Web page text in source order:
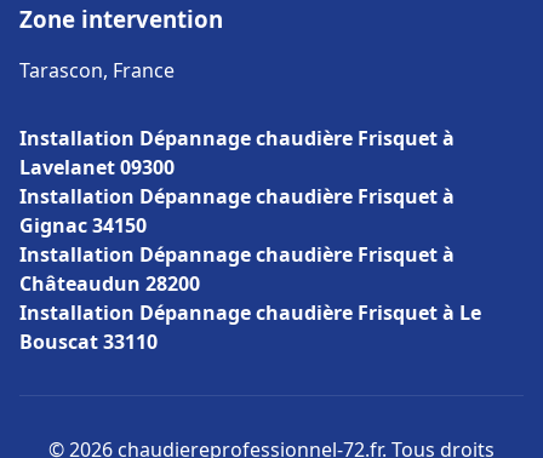
Zone intervention
Tarascon, France
Installation Dépannage chaudière Frisquet à
Lavelanet 09300
Installation Dépannage chaudière Frisquet à
Gignac 34150
Installation Dépannage chaudière Frisquet à
Châteaudun 28200
Installation Dépannage chaudière Frisquet à Le
Bouscat 33110
© 2026 chaudiereprofessionnel-72.fr. Tous droits